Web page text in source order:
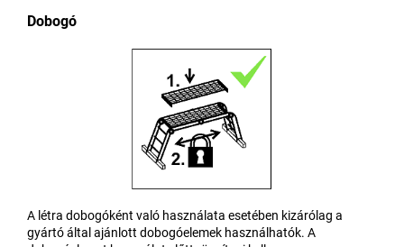
Dobogó
A létra dobogóként való használata esetében kizárólag a
gyártó által ajánlott dobogóelemek használhatók. A